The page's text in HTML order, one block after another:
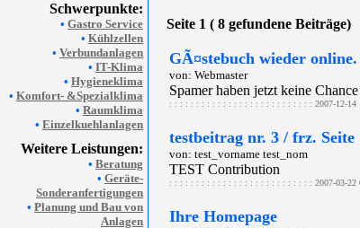
Schwerpunkte:
• Gastro Service
• Kühlzellen
• Verbundanlagen
• IT-Klima
• Hygieneklima
• Komfort- &Spezialklima
• Raumklima
• Einzelkuehlanlagen
Weitere Leistungen:
• Beratung
• Geräte-
Sonderanfertigungen
• Planung und Bau von
Anlagen
Seite 1 ( 8 gefundene Beiträge)
GÃ¤stebuch wieder online.
von: Webmaster
Spamer haben jetzt keine
: : : : : : : : : : : : : : : : : : : : : : : : : : : 2007-12-14
testbeitrag nr. 3 / frz. Seite
von: test_vorname test_nom
TEST Contribution
: : : : : : : : : : : : : : : : : : : : : : : : : : : 2007-03-22
Ihre Homepage